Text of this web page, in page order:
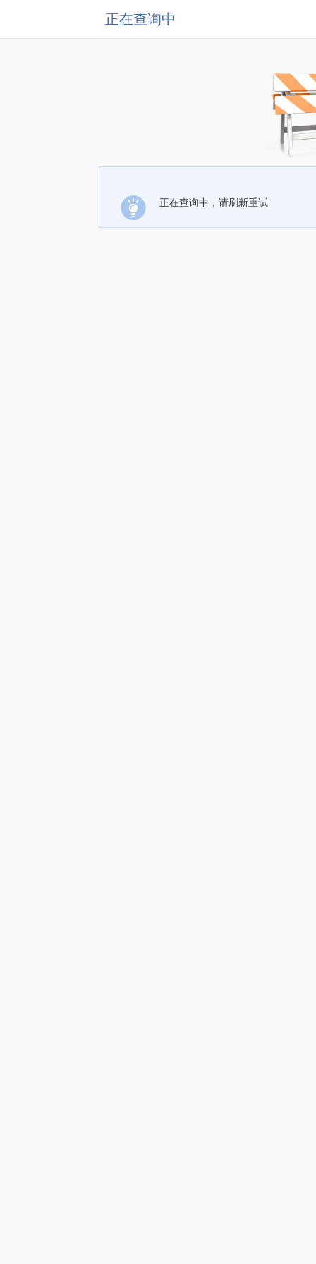
正在查询中
正在查询中，请刷新重试